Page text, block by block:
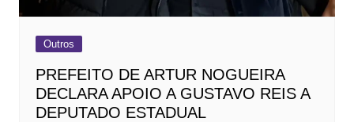
Outros
PREFEITO DE ARTUR NOGUEIRA
DECLARA APOIO A GUSTAVO REIS A
DEPUTADO ESTADUAL